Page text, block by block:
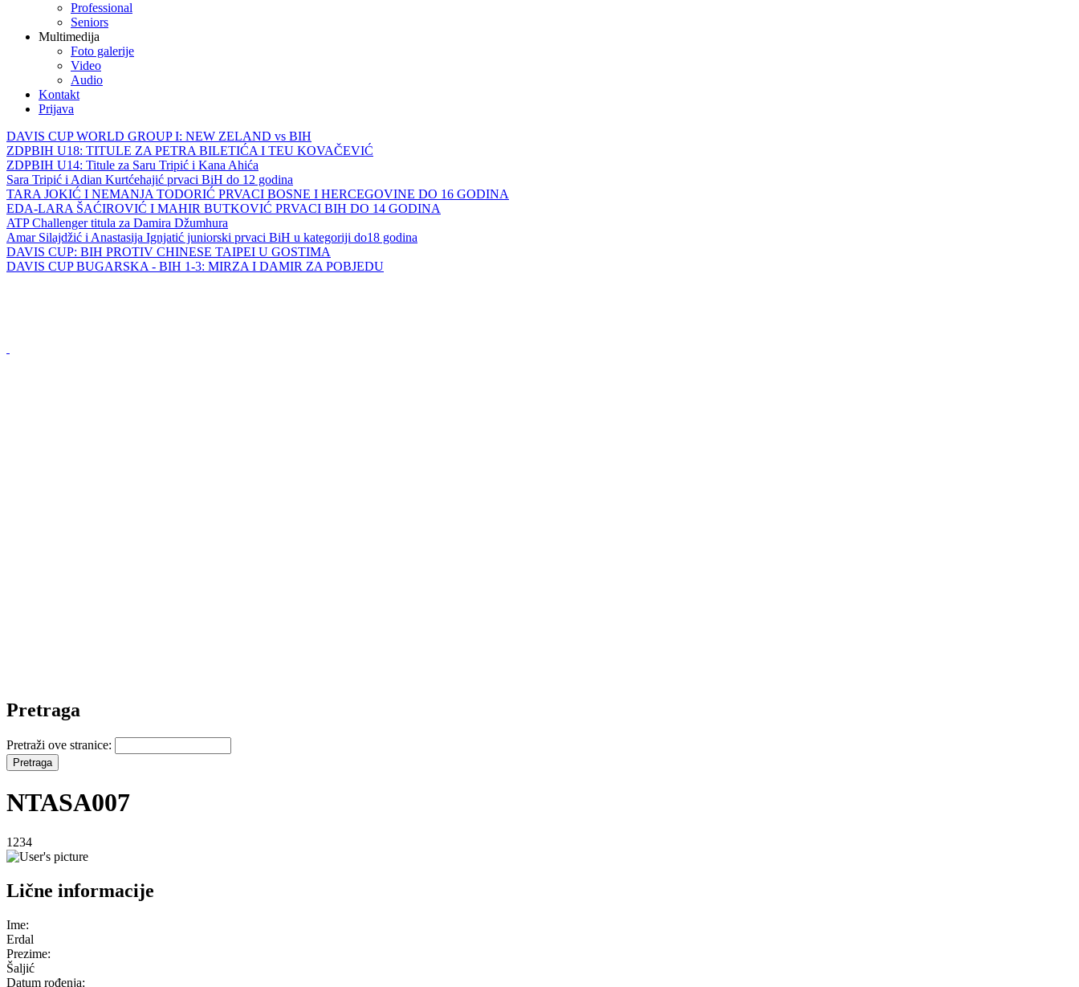
Professional
Seniors
Multimedija
Foto galerije
Video
Audio
Kontakt
Prijava
DAVIS CUP WORLD GROUP I: NEW ZELAND vs BIH
ZDPBIH U18: TITULE ZA PETRA BILETIĆA I TEU KOVAČEVIĆ
ZDPBIH U14: Titule za Saru Tripić i Kana Ahića
Sara Tripić i Adian Kurtćehajić prvaci BiH do 12 godina
TARA JOKIĆ I NEMANJA TODORIĆ PRVACI BOSNE I HERCEGOVINE DO 16 GODINA
EDA-LARA ŠAĆIROVIĆ I MAHIR BUTKOVIĆ PRVACI BIH DO 14 GODINA
ATP Challenger titula za Damira Džumhura
Amar Silajdžić i Anastasija Ignjatić juniorski prvaci BiH u kategoriji do18 godina
DAVIS CUP: BIH PROTIV CHINESE TAIPEI U GOSTIMA
DAVIS CUP BUGARSKA - BIH 1-3: MIRZA I DAMIR ZA POBJEDU
Pretraga
Pretraži ove stranice:
NTASA007
1234
Lične informacije
Ime:
Erdal
Prezime:
Šaljić
Datum rođenja: